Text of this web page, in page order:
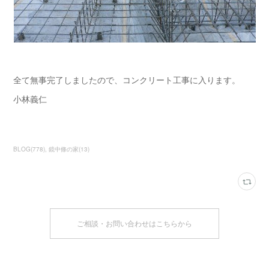
全て無事完了しましたので、コンクリート工事に入ります。
小林義仁
BLOG(778) 鏡中條の家(13)
ご相談・お問い合わせはこちらから